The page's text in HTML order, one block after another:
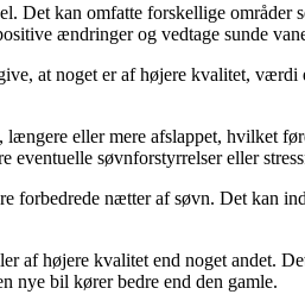
Det kan omfatte forskellige områder
ændringer og vedtage sunde
at noget er af højere kvalitet, værdi
eller mere afslappet, hvilket
eventuelle søvnforstyrrelser eller
nætter af søvn. Det kan
af højere kvalitet end noget andet.
nye bil kører bedre end den gamle.